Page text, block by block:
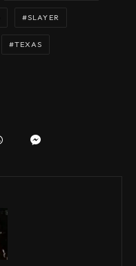
SLAYER
TEXAS